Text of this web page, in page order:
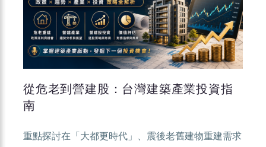
從危老到營建股：台灣建築產業投資指
南
重點探討在「大都更時代」、震後老舊建物重建需求